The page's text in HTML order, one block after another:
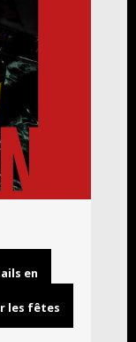
en
les fêtes